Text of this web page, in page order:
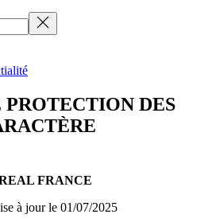
DES
FRANCE
à jour le 01/07/2025